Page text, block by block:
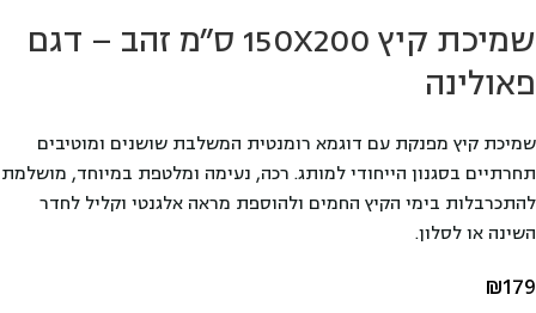
שמיכת קיץ 150X200 ס"מ זהב – דגם
פאולינה
₪179
שמיכת קיץ מפנקת עם דוגמא רומנטית המשלבת שושנים ומוטיבים
תחרתיים בסגנון הייחודי למותג. רכה, נעימה ומלטפת במיוחד, מושלמת
להתכרבלות בימי הקיץ החמים ולהוספת מראה אלגנטי וקליל לחדר
השינה או לסלון.